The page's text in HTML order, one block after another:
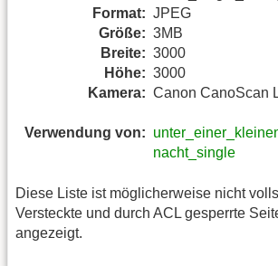
Format: JPEG
Größe: 3MB
Breite: 3000
Höhe: 3000
Kamera: Canon CanoScan
Verwendung von:
nacht_single
Diese Liste ist möglicherweise nicht
Versteckte und durch ACL gesperrte
angezeigt.